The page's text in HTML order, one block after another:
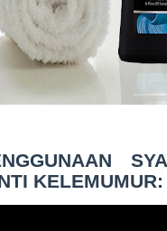
KELEMUMUR: